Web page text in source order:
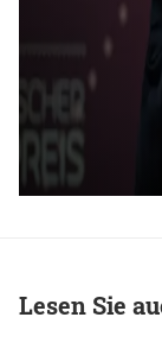
Lesen Sie